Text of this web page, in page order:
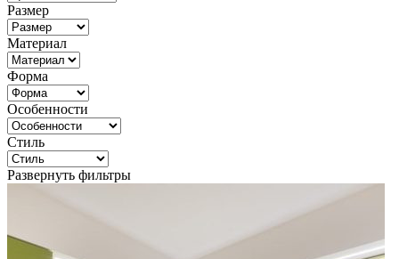
Размер
Материал
Форма
Особенности
Стиль
Развернуть фильтры